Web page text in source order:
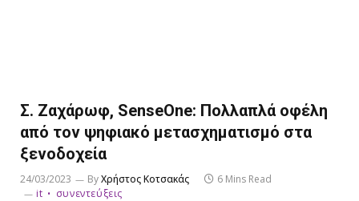
Σ. Ζαχάρωφ, SenseOne: Πολλαπλά οφέλη
από τον ψηφιακό μετασχηματισμό στα
ξενοδοχεία
24/03/2023 ByΧρήστος Κοτσακάς
6 Mins Read
it
συνεντεύξεις